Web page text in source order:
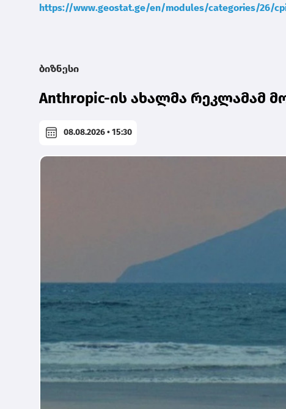
https://www.geostat.ge/en/modules/categories/26/
ბიზნესი
Anthropic-ის ახალმა რეკლამამ
08.08.2026 • 15:30